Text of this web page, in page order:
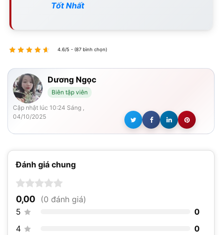
Tốt Nhất
4.6/5 - (87 bình chọn)
Dương Ngọc
Biên tập viên
Cập nhật lúc 10:24 Sáng ,
04/10/2025
Đánh giá chung
0,00 (0 đánh giá)
5
0
4
0